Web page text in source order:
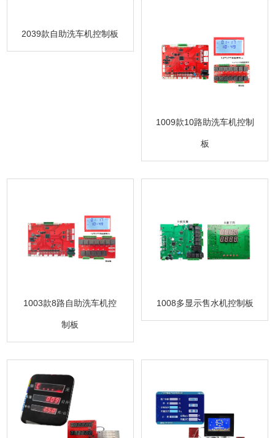
2039款自助洗车机控制板
1009款10路助洗车机控制
板
1003款8路自助洗车机控
制板
1008多显示售水机控制板